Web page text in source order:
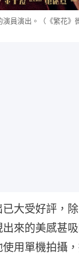
員演出。（《繁花》
大受好評，
來的美感甚
用單機拍攝